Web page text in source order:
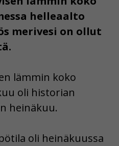
helleaalto
merivesi on ollut
lämmin koko
oli historian
heinäkuu.
oli heinäkuussa